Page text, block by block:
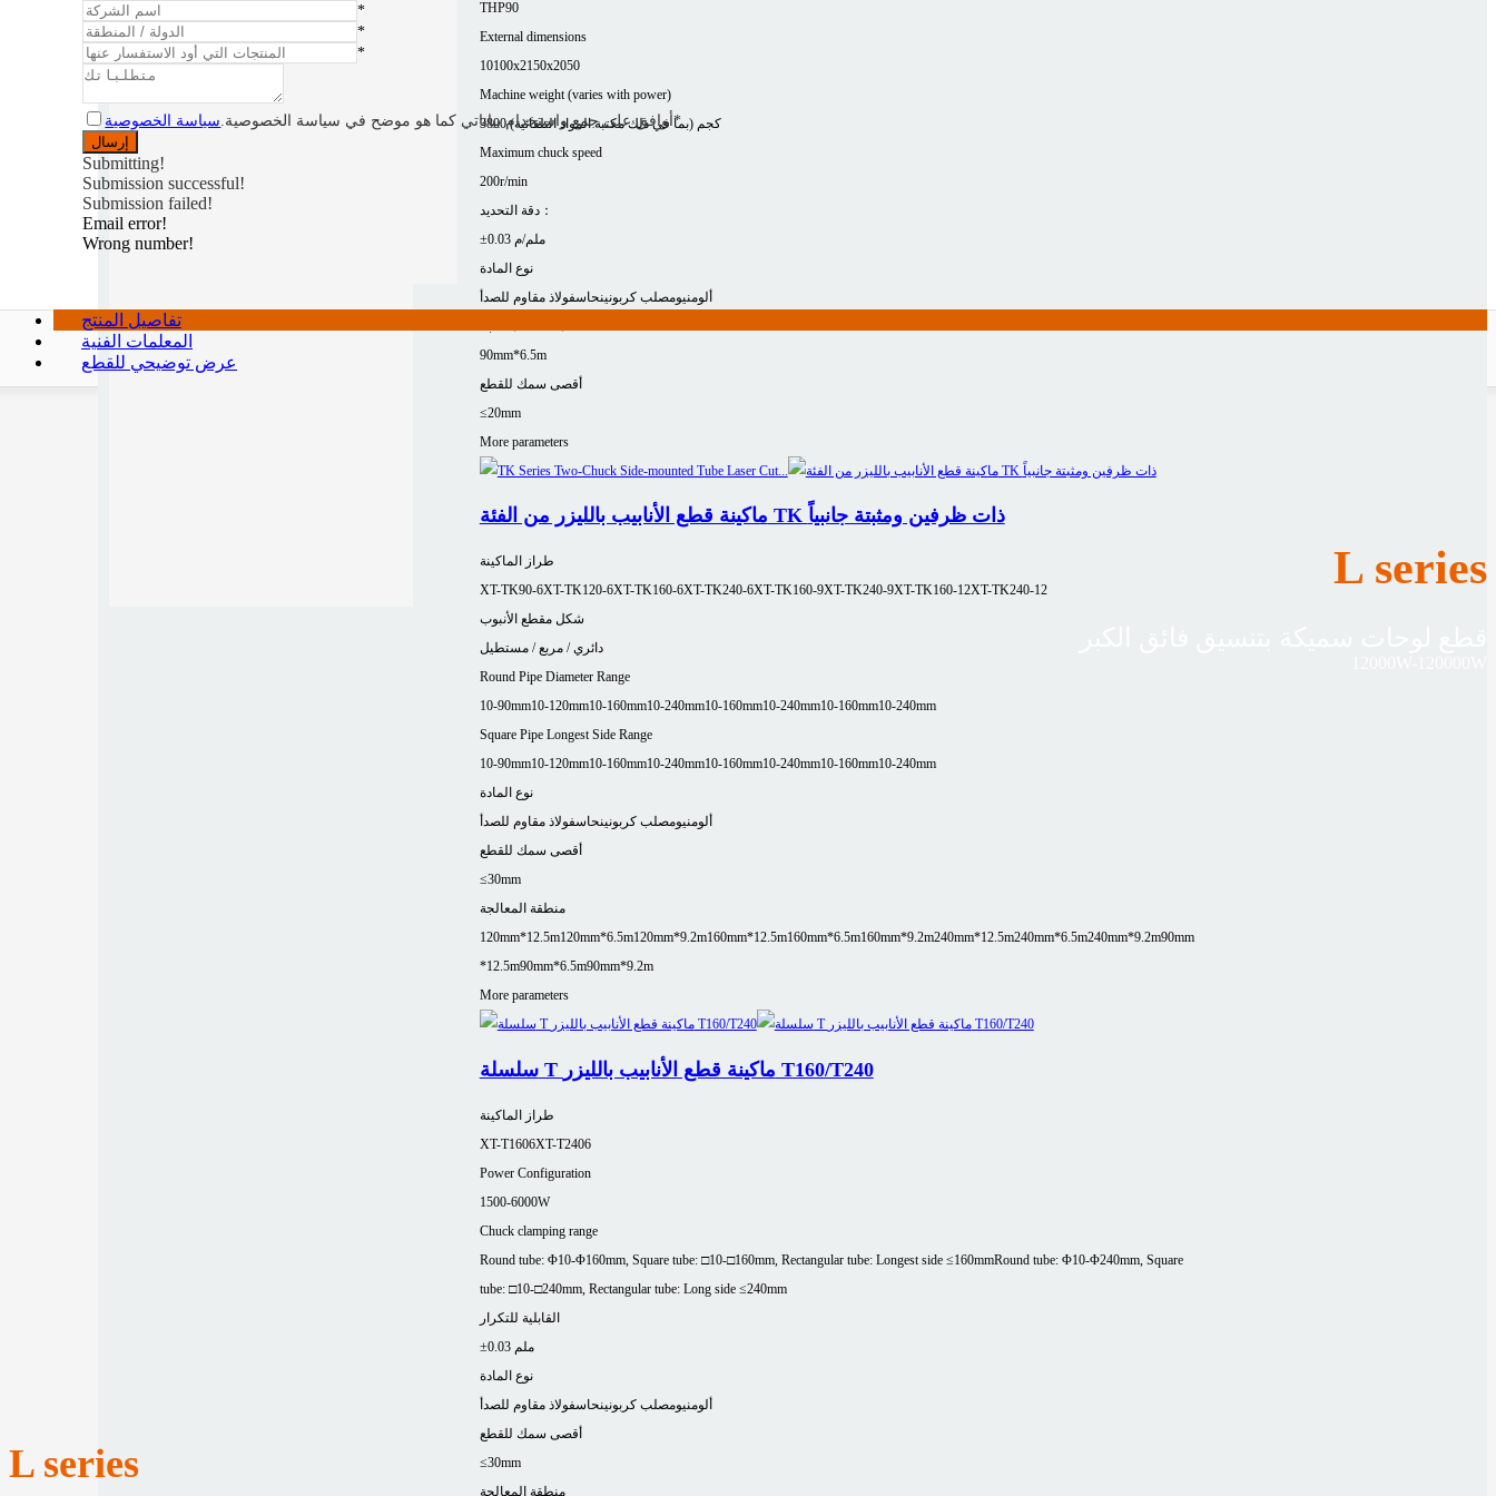
THP90
External dimensions
10100x2150x2050
Machine weight (varies with power)
3800 كجم (بما في ذلك مكتبة المواد التلقائية)
Maximum chuck speed
200r/min
دقة التحديد：
±0.03 ملم/م
نوع المادة
ألومنيومصلب كربونينحاسفولاذ مقاوم للصدأ
90mm*6.5m
أقصى سمك للقطع
≤20mm
More parameters
ماكينة قطع الأنابيب بالليزر من الفئة TK ذات ظرفين ومثبتة جانبياً
طراز الماكينة
XT-TK90-6XT-TK120-6XT-TK160-6XT-TK240-6XT-TK160-9XT-TK240-9XT-TK160-12XT-TK240-12
شكل مقطع الأنبوب
دائري / مربع / مستطيل
Round Pipe Diameter Range
10-90mm10-120mm10-160mm10-240mm10-160mm10-240mm10-160mm10-240mm
Square Pipe Longest Side Range
10-90mm10-120mm10-160mm10-240mm10-160mm10-240mm10-160mm10-240mm
نوع المادة
ألومنيومصلب كربونينحاسفولاذ مقاوم للصدأ
أقصى سمك للقطع
≤30mm
منطقة المعالجة
120mm*12.5m120mm*6.5m120mm*9.2m160mm*12.5m160mm*6.5m160mm*9.2m240mm*12.5m240mm*6.5m240mm*9.2m90mm
*12.5m90mm*6.5m90mm*9.2m
More parameters
سلسلة T ماكينة قطع الأنابيب بالليزر T160/T240
طراز الماكينة
XT-T1606XT-T2406
Power Configuration
1500-6000W
Chuck clamping range
Round tube: Φ10-Φ160mm, Square tube: □10-□160mm, Rectangular tube: Longest side ≤160mmRound tube: Φ10-Φ240mm, Square
tube: □10-□240mm, Rectangular tube: Long side ≤240mm
القابلية للتكرار
±0.03 ملم
نوع المادة
ألومنيومصلب كربونينحاسفولاذ مقاوم للصدأ
أقصى سمك للقطع
≤30mm
منطقة المعالجة
*
*
*
أوافق على جمع واستخدام بياناتي كما هو موضح في سياسة الخصوصية. سياسة الخصوصية *
Submitting!
Submission successful!
Submission failed!
Email error!
Wrong number!
تفاصيل المنتج
المعلمات الفنية
عرض توضيحي للقطع
L series
L series